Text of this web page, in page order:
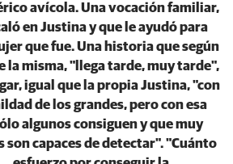
avícola. Una vocación familiar,
en Justina y que le ayudó para
que fue. Una historia que según
la misma, "llega tarde, muy tarde",
igual que la propia Justina, "con
de los grandes, pero con esa
algunos consiguen y que muy
son capaces de detectar"."Cuánto